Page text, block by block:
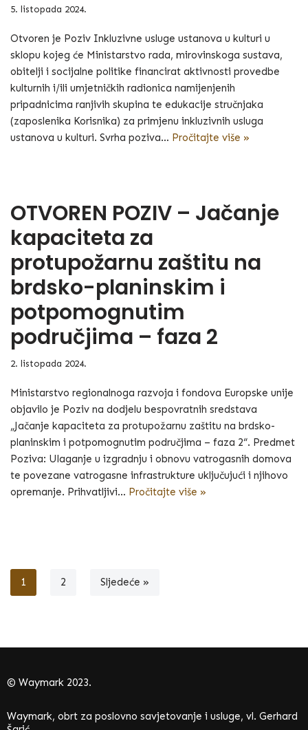
5. listopada 2024.
Otvoren je Poziv Inkluzivne usluge ustanova u kulturi u
sklopu kojeg će Ministarstvo rada, mirovinskoga sustava,
obitelji i socijalne politike financirat aktivnosti provedbe
kulturnih i/ili umjetničkih radionica namijenjenih
pripadnicima ranjivih skupina te edukacije stručnjaka
(zaposlenika Korisnika) za primjenu inkluzivnih usluga
ustanova u kulturi. Svrha poziva… Pročitajte više »
OTVOREN POZIV – Jačanje
kapaciteta za
protupožarnu zaštitu na
brdsko-planinskim i
potpomognutim
područjima – faza 2
2. listopada 2024.
Ministarstvo regionalnoga razvoja i fondova Europske unije
objavilo je Poziv na dodjelu bespovratnih sredstava
„Jačanje kapaciteta za protupožarnu zaštitu na brdsko-
planinskim i potpomognutim područjima – faza 2“. Predmet
Poziva: Ulaganje u izgradnju i obnovu vatrogasnih domova
te povezane vatrogasne infrastrukture uključujući i njihovo
opremanje. Prihvatljivi… Pročitajte više »
1 2 Sljedeće »
© Waymark 2023.
Waymark, obrt za poslovno savjetovanje i usluge, vl. Gerhard